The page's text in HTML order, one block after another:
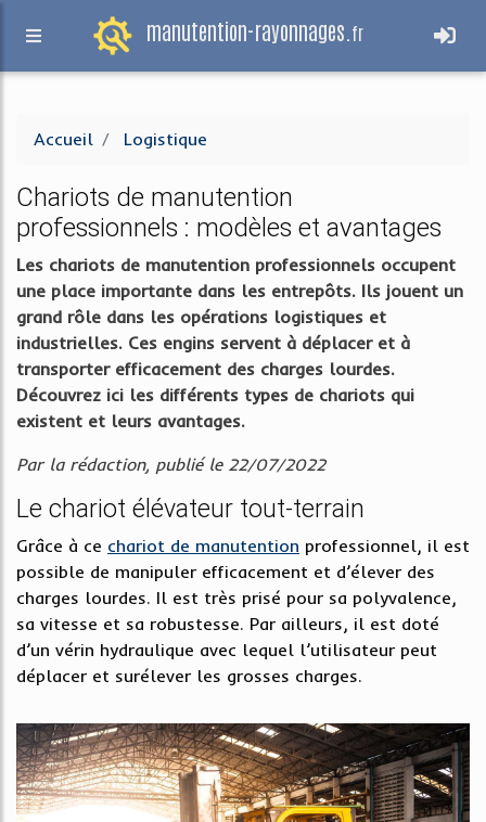
manutention-rayonnages. fr
Accueil Logistique
Chariots de manutention
professionnels : modèles et avantages
Les chariots de manutention professionnels occupent
une place importante dans les entrepôts. Ils jouent un
grand rôle dans les opérations logistiques et
industrielles. Ces engins servent à déplacer et à
transporter efficacement des charges lourdes.
Découvrez ici les différents types de chariots qui
existent et leurs avantages.
Par la rédaction, publié le 22/07/2022
Le chariot élévateur tout-terrain
Grâce à ce chariot de manutention professionnel, il est
possible de manipuler efficacement et d’élever des
charges lourdes. Il est très prisé pour sa polyvalence,
sa vitesse et sa robustesse. Par ailleurs, il est doté
d’un vérin hydraulique avec lequel l’utilisateur peut
déplacer et surélever les grosses charges.